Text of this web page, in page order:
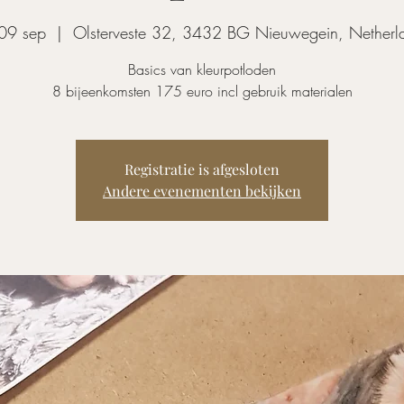
sep
  |
Olsterveste 32, 3432 BG Nieuwegein,
Basics van kleurpotloden
8 bijeenkomsten 175 euro incl gebruik materialen
Registratie is afgesloten
Andere evenementen bekijken